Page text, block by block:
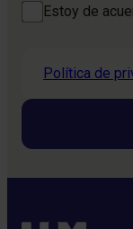
Consentimiento *
Estoy de
Política de